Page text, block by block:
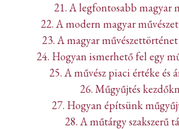
21. A legfontosabb magyar
22. A modern magyar
23. A magyar
24. Hogyan ismerhető fel egy
25. A művész piaci értéke és
26. Műgyűjtés
27. Hogyan építsünk
28. A műtárgy szakszerű